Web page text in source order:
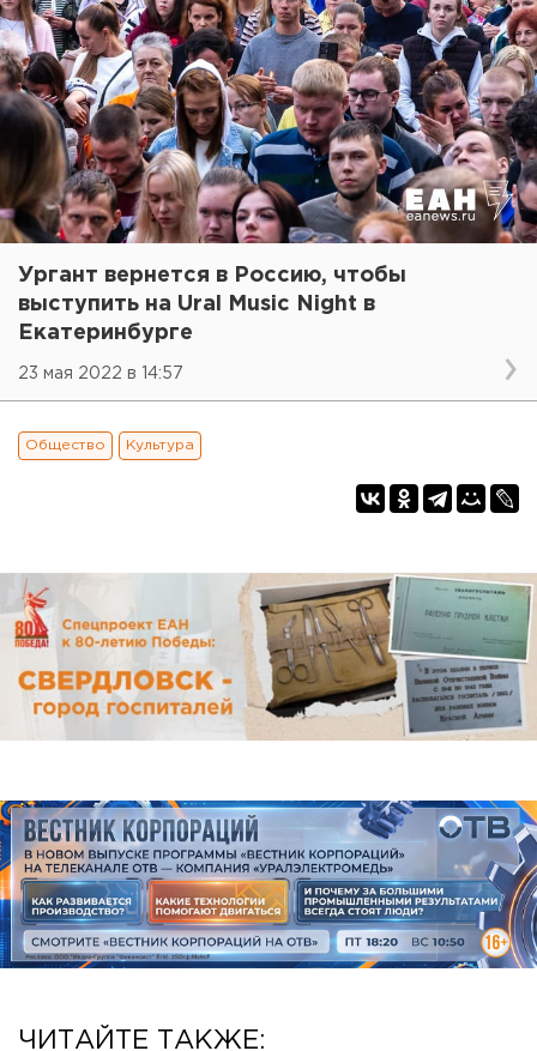
Ургант вернется в Россию, чтобы
выступить на Ural Music Night в
Екатеринбурге
23 мая 2022 в 14:57
Общество Культура
ЧИТАЙТЕ ТАКЖЕ: